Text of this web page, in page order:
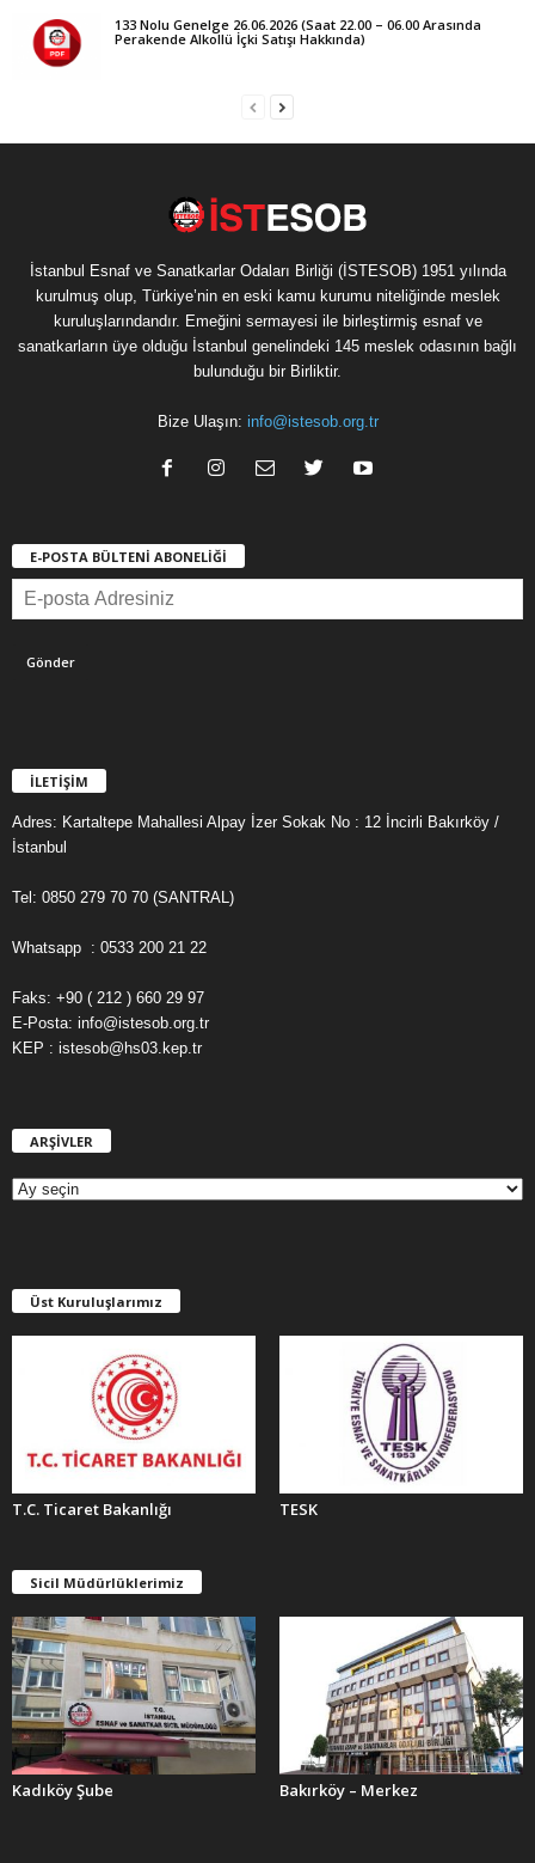
133 Nolu Genelge 26.06.2026 (Saat 22.00 – 06.00 Arasında
Perakende Alkollü İçki Satışı Hakkında)
İstanbul Esnaf ve Sanatkarlar Odaları Birliği (İSTESOB) 1951 yılında
kurulmuş olup, Türkiye’nin en eski kamu kurumu niteliğinde meslek
kuruluşlarındandır. Emeğini sermayesi ile birleştirmiş esnaf ve
sanatkarların üye olduğu İstanbul genelindeki 145 meslek odasının bağlı
bulunduğu bir Birliktir.
Bize Ulaşın: info@istesob.org.tr
E-POSTA BÜLTENİ ABONELİĞİ
İLETİŞİM
Adres: Kartaltepe Mahallesi Alpay İzer Sokak No : 12 İncirli Bakırköy /
İstanbul
Tel: 0850 279 70 70 (SANTRAL)
Whatsapp : 0533 200 21 22
Faks: +90 ( 212 ) 660 29 97
E-Posta: info@istesob.org.tr
KEP : istesob@hs03.kep.tr
ARŞİVLER
E
R
Üst Kuruluşlarımız
T.C. Ticaret Bakanlığı TESK
Sicil Müdürlüklerimiz
Kadıköy Şube Bakırköy – Merkez